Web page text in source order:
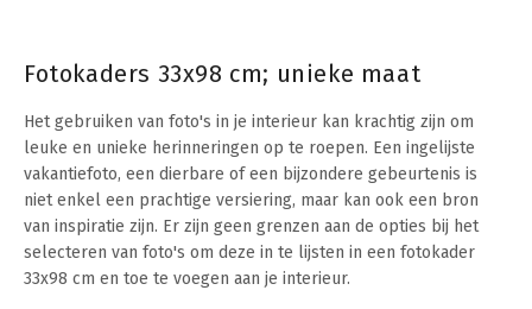
Fotokaders 33x98 cm; unieke maat
Het gebruiken van foto's in je interieur kan krachtig zijn om
leuke en unieke herinneringen op te roepen. Een ingelijste
vakantiefoto, een dierbare of een bijzondere gebeurtenis is
niet enkel een prachtige versiering, maar kan ook een bron
van inspiratie zijn. Er zijn geen grenzen aan de opties bij het
selecteren van foto's om deze in te lijsten in een fotokader
33x98 cm en toe te voegen aan je interieur.